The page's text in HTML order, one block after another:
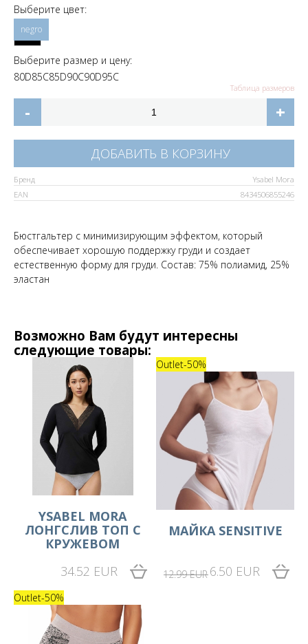
Выберите цвет:
Выберите размер и цену:
80D85C85D90C90D95C
Таблица размеров
- +
ДОБАВИТЬ В КОРЗИНУ
Бренд
Ysabel Mora
EAN
8434506855246
Бюстгальтер с минимизирующим эффектом, который
обеспечивает хорошую поддержку груди и создает
естественную форму для груди. Состав: 75% полиамид, 25%
эластан
Возможно Вам будут интересны
следующие товары:
YSABEL MORA
ЛОНГСЛИВ ТОП С
КРУЖЕВОМ
34.52 EUR
Outlet-50%
МАЙКА SENSITIVE
12.99 EUR6.50 EUR
Outlet-50%